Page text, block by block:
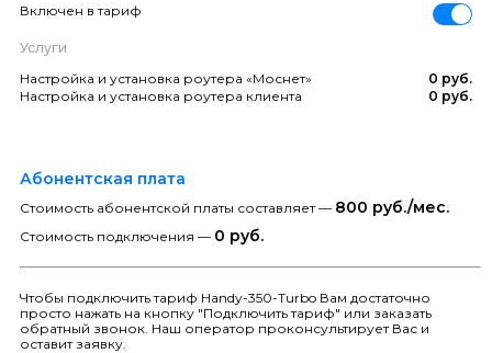
Включен в тариф
Услуги
Настройка и установка роутера «Моснет»
0 руб.
Настройка и установка роутера клиента
0 руб.
Абонентская плата
Стоимость абонентской платы составляет — 800 руб./мес.
Стоимость подключения — 0 руб.
Чтобы подключить тариф Handy-350-Turbo Вам достаточно
просто нажать на кнопку "Подключить тариф" или заказать
обратный звонок. Наш оператор проконсультирует Вас и
оставит заявку.